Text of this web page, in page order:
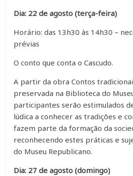
Dia: 22 de agosto (terça-feira)
Horário: das 13h30 às 14h30 –
prévias
O conto que conta o Cascudo.
A partir da obra Contos
preservada na Biblioteca do
participantes serão estimulados
lúdica a conhecer as tradições e
fazem parte da formação da
reconhecendo estes práticas e
do Museu Republicano.
Dia: 27 de agosto (domingo)